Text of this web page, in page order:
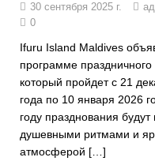
30 сентября 2025 г.
0
Ifuru Island Maldives
программе праздничного
который пройдет с 21
года по 10 января 2026
году празднования
душевными ритмами и
атмосферой […]